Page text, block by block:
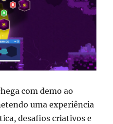
com demo ao
uma experiência
desafios criativos e